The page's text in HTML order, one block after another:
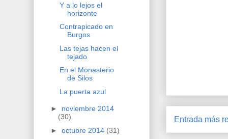
Entrada más
Y a lo lejos el
horizonte
Contrapicado en
Burgos
Las tejas hacen el
tejado
En el Monasterio
de Silos
La puerta azul
► noviembre 2014
(30)
► octubre 2014 (31)